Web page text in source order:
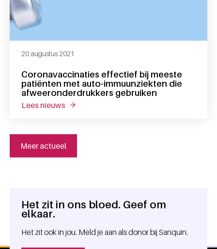
Coronavaccinaties effectief bij meeste
patiënten met auto-immuunziekten die
afweeronderdrukkers gebruiken
20 augustus 2021
lees nieuws over coronavaccinaties effectief bij
Meer actueel
Algemene informatie
Het zit in ons bloed. Geef om
elkaar.
Het zit ook in jou. Meld je aan als donor bij Sanquin.